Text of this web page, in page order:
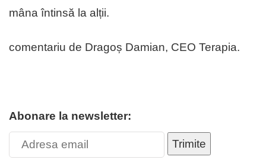
mâna întinsă la alții.
comentariu de Dragoș Damian, CEO Terapia.
Abonare la newsletter:
Trimite